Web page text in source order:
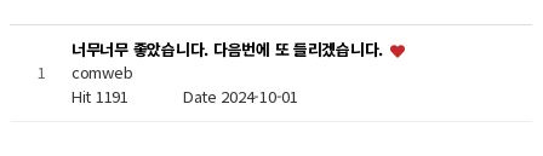
1
너무너무 좋았습니다. 다음번에 또 들리겠습니다.
comweb
Hit 1191 Date 2024-10-01